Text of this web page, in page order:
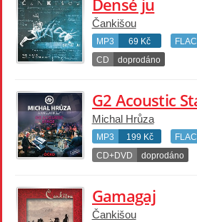
Densé ju
Čankišou
MP3 69 Kč FLAC
CD
doprodáno
Michal Hrůza
MP3 199 Kč FLAC
CD+DVD
doprodáno
Gamagaj
Čankišou